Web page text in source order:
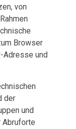
von
Browser
Adresse und
der
und
Abruforte